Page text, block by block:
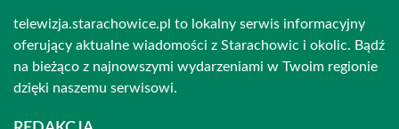
telewizja.starachowice.pl to lokalny serwis informacyjny
oferujący aktualne wiadomości z Starachowic i okolic. Bądź
na bieżąco z najnowszymi wydarzeniami w Twoim regionie
dzięki naszemu serwisowi.